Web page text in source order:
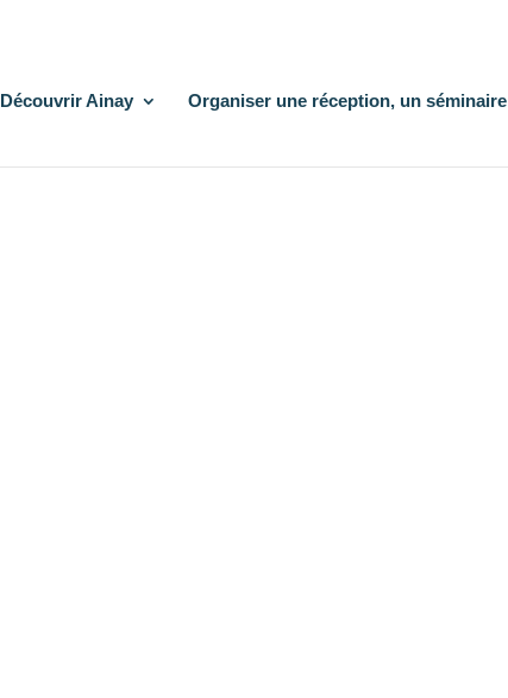
Découvrir Ainay Organiser une réception, un séminaire